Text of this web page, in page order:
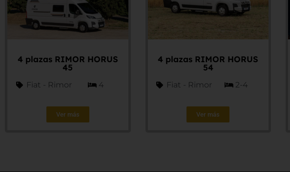
4 plazas RIMOR HORUS
45
Fiat - Rimor 4
Ver más
4 plazas RIMOR HORUS
54
Fiat - Rimor 2-4
Ver más